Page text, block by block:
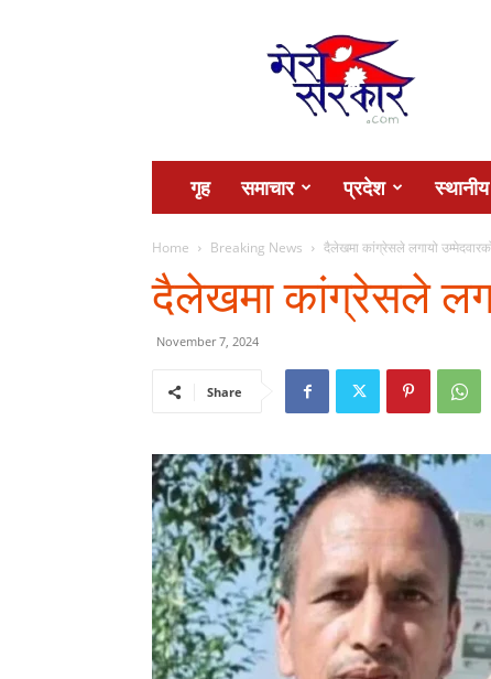
गृह समाचार प्रदेश
Home Breaking News दैलेखमा कांग्रेसले लगायो
दैलेखमा कांग्रेसले
November 7, 2024
Share